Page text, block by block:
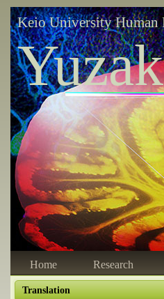
Keio University Human
Home Research
Translation